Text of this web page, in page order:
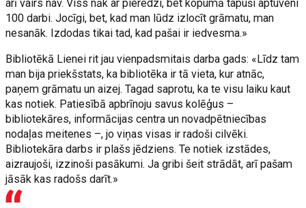
arī vairs nav. Viss nāk ar pieredzi, bet kopumā tapuši aptuveni
100 darbi. Jocīgi, bet, kad man lūdz izlocīt grāmatu, man
nesanāk. Izdodas tikai tad, kad pašai ir iedvesma.»
Bibliotēkā Lienei rit jau vienpadsmitais darba gads: «Līdz tam
man bija priekšstats, ka bibliotēka ir tā vieta, kur atnāc,
paņem grāmatu un aizej. Tagad saprotu, ka te visu laiku kaut
kas notiek. Patiesībā apbrīnoju savus kolēģus –
bibliotekāres, informācijas centra un novadpētniecības
nodaļas meitenes –, jo viņas visas ir radoši cilvēki.
Bibliotekāra darbs ir plašs jēdziens. Te notiek izstādes,
aizraujoši, izzinoši pasākumi. Ja gribi šeit strādāt, arī pašam
jāsāk kas radošs darīt.»